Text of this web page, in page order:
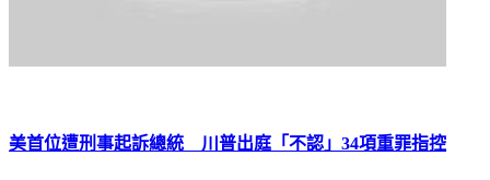
美首位遭刑事起訴總統 川普出庭「不認」34項重罪指控